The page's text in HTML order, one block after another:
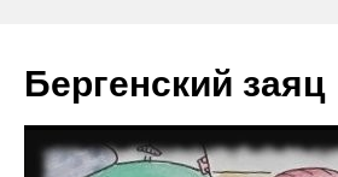
содержимому
Бергенский заяц